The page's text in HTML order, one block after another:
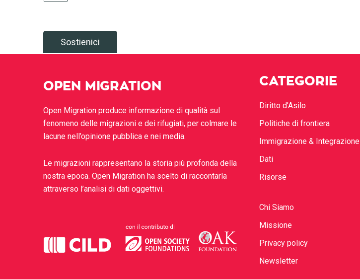
Sostienici
OPEN MIGRATION
Open Migration produce informazione di qualità sul
fenomeno delle migrazioni e dei rifugiati, per colmare le
lacune nell’opinione pubblica e nei media.
Le migrazioni rappresentano la storia più profonda della
nostra epoca. Open Migration ha scelto di raccontarla
attraverso l’analisi di dati oggettivi.
CATEGORIE
Diritto d’Asilo
Politiche di frontiera
Immigrazione & Integrazione
Dati
Risorse
Chi Siamo
Missione
Privacy policy
Newsletter